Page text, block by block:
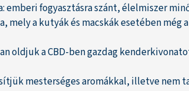
fogyasztásra szánt, élelmiszer
mely a kutyák és macskák esetében
oldjuk a CBD-ben gazdag
mesterséges aromákkal, illetve